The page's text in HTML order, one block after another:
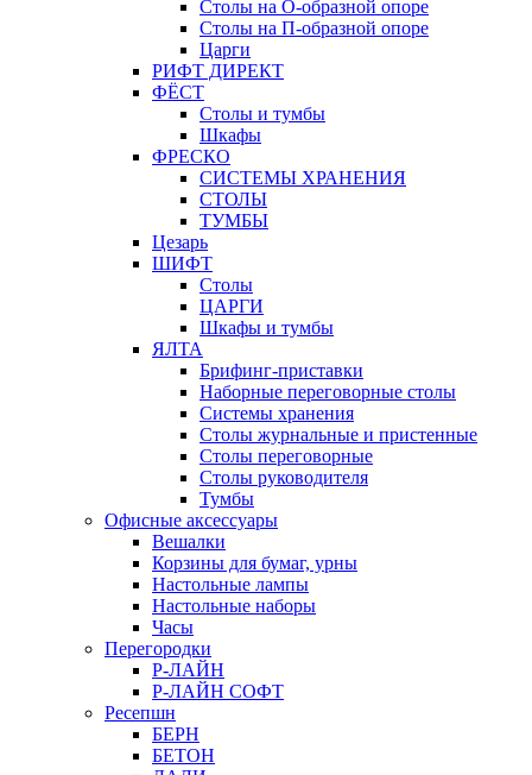
Столы на О-образной опоре
Столы на П-образной опоре
Царги
РИФТ ДИРЕКТ
ФЁСТ
Столы и тумбы
Шкафы
ФРЕСКО
СИСТЕМЫ ХРАНЕНИЯ
СТОЛЫ
ТУМБЫ
Цезарь
ШИФТ
Столы
ЦАРГИ
Шкафы и тумбы
ЯЛТА
Брифинг-приставки
Наборные переговорные столы
Системы хранения
Столы журнальные и пристенные
Столы переговорные
Столы руководителя
Тумбы
Офисные аксессуары
Вешалки
Корзины для бумаг, урны
Настольные лампы
Настольные наборы
Часы
Перегородки
Р-ЛАЙН
Р-ЛАЙН СОФТ
Ресепшн
БЕРН
БЕТОН